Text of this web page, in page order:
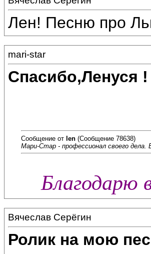
Лен! Песню про
mari-star
Спасибо,Ленуся !
Сообщение от len (Сообщение 78638)
Мари-Стар - профессионал своего дела.
Благодарю
Вячеслав Серёгин
Ролик на мою